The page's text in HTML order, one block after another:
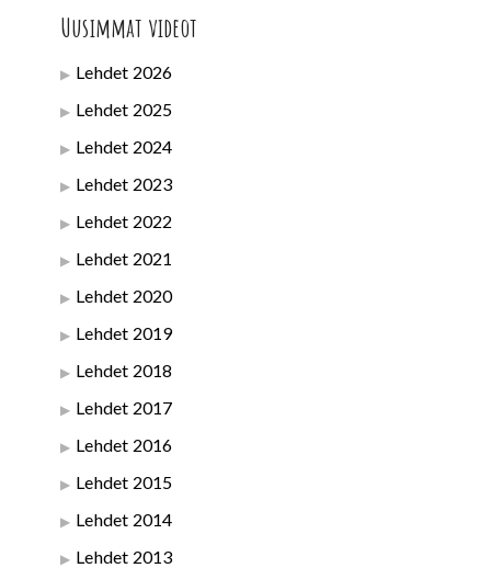
Uusimmat videot
Lehdet 2026
Lehdet 2025
Lehdet 2024
Lehdet 2023
Lehdet 2022
Lehdet 2021
Lehdet 2020
Lehdet 2019
Lehdet 2018
Lehdet 2017
Lehdet 2016
Lehdet 2015
Lehdet 2014
Lehdet 2013